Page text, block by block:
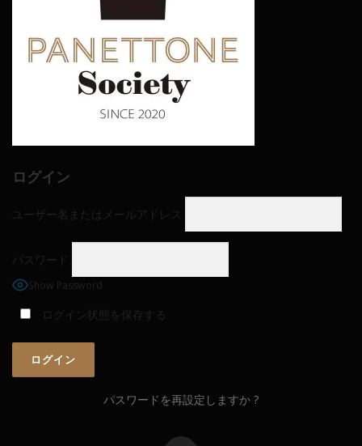
ログイン
ユーザー名またはメールアドレス
パスワード
Show Password
ログイン状態を保存する
パスワードを再設定しますか ?